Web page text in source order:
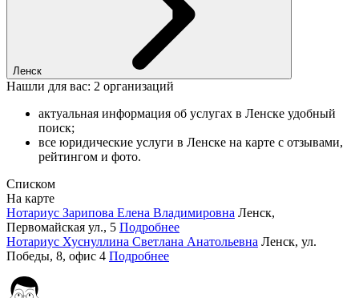
Ленск
Нашли для вас: 2 организаций
актуальная информация об услугах в Ленске удобный
поиск;
все юридические услуги в Ленске на карте с отзывами,
рейтингом и фото.
Списком
На карте
Нотариус Зарипова Елена Владимировна Ленск,
Первомайская ул., 5 Подробнее
Нотариус Хуснуллина Светлана Анатольевна Ленск, ул.
Победы, 8, офис 4 Подробнее